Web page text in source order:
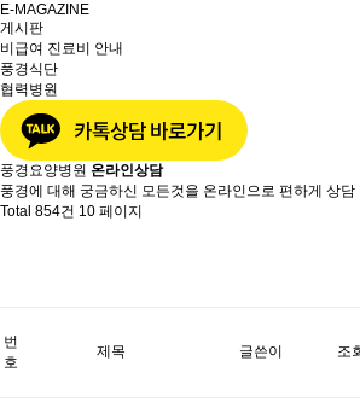
E-MAGAZINE
게시판
비급여 진료비 안내
풍경식단
협력병원
풍경요양병원 온라인상담
풍경에 대해 궁금하신 모든것을 온라인으로 편하게 상담
Total 854건 10 페이지
번
호
제목 글쓴이 조